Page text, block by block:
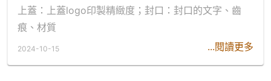
上蓋：上蓋logo印製精緻度；封口：封口的文字、齒
痕、材質
...閱讀更多
2024-10-15